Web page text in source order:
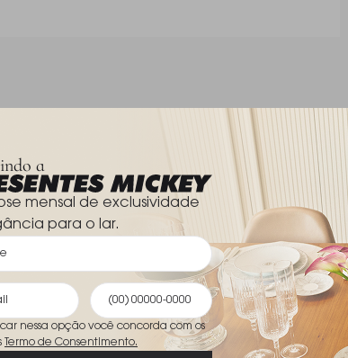
a
mensal de exclusividade
para o lar.
nessa opção você concorda com os
Termo de Consentimento.